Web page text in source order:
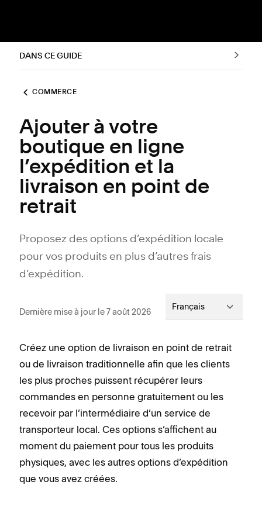
DANS CE GUIDE
COMMERCE
Ajouter à votre
boutique en ligne
l’expédition et la
livraison en point de
retrait
Proposez des options d’expédition locale
pour vos produits en plus d’autres frais
d’expédition.
Dernière mise à jour le 7 août 2026 Français
Créez une option de livraison en point de retrait
ou de livraison traditionnelle afin que les clients
les plus proches puissent récupérer leurs
commandes en personne gratuitement ou les
recevoir par l’intermédiaire d’un service de
transporteur local. Ces options s’affichent au
moment du paiement pour tous les produits
physiques, avec les autres options d’expédition
que vous avez créées.